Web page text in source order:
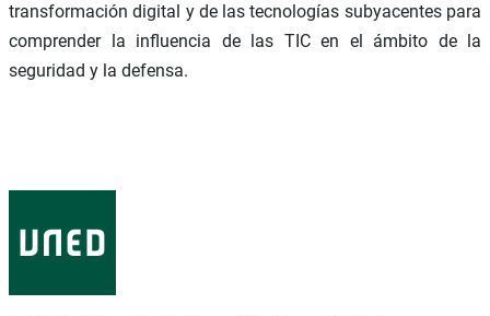
transformación digital y de las tecnologías subyacentes para
comprender la influencia de las TIC en el ámbito de la
seguridad y la defensa.